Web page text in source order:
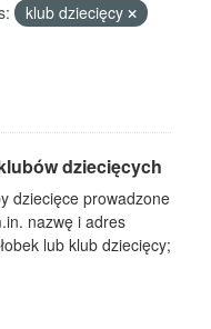
klub dziecięcy
dziecięcych
dziecięce prowadzone
nazwę i adres
lub klub dziecięcy;